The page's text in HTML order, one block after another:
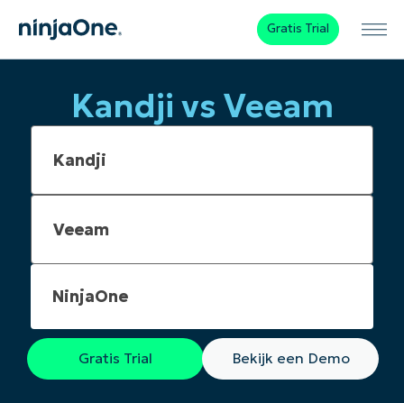
Gratis Trial
Kandji vs Veeam
NinjaOne
Gratis Trial Bekijk een Demo